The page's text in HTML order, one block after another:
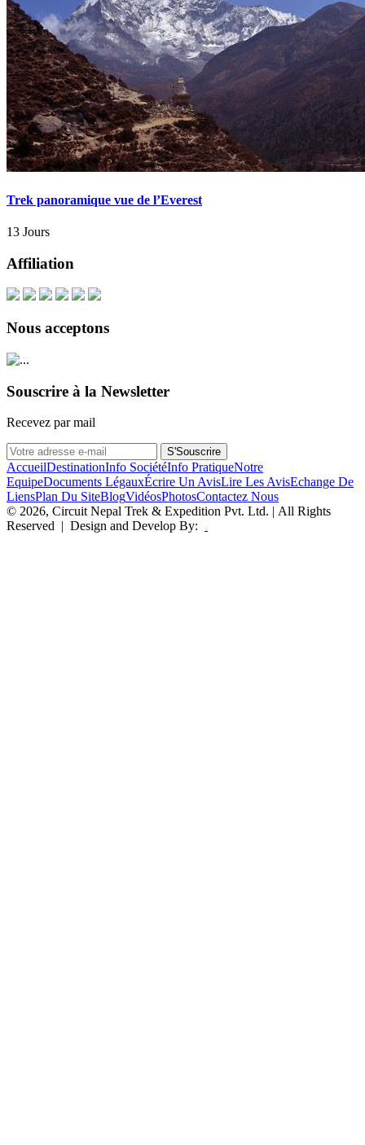
Trek panoramique vue de l’Everest
13 Jours
Affiliation
Nous acceptons
Souscrire à la Newsletter
Recevez par mail
S'Souscrire
AccueilDestinationInfo SociétéInfo PratiqueNotre
EquipeDocuments LégauxÉcrire Un AvisLire Les AvisEchange De
LiensPlan Du SiteBlogVidéosPhotosContactez Nous
© 2026, Circuit Nepal Trek & Expedition Pvt. Ltd. | All Rights
Reserved | Design and Develop By: